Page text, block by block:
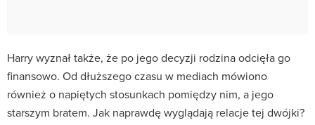
Harry wyznał także, że po jego decyzji rodzina odcięła go
finansowo. Od dłuższego czasu w mediach mówiono
również o napiętych stosunkach pomiędzy nim, a jego
starszym bratem. Jak naprawdę wyglądają relacje tej dwójki?